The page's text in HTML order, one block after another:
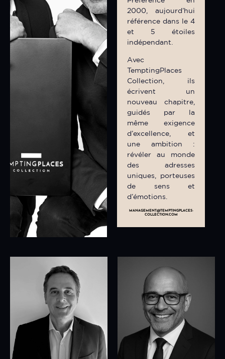
2000, aujourd’hui
référence dans le 4
et 5 étoiles
indépendant.
Avec
TemptingPlaces
Collection, ils
écrivent un
nouveau chapitre,
guidés par la
même exigence
d’excellence, et
une ambition :
révéler au monde
des adresses
uniques, porteuses
de sens et
d’émotions.
MANAGEMENT@TEMPTINGPLACES-
COLLECTION.COM